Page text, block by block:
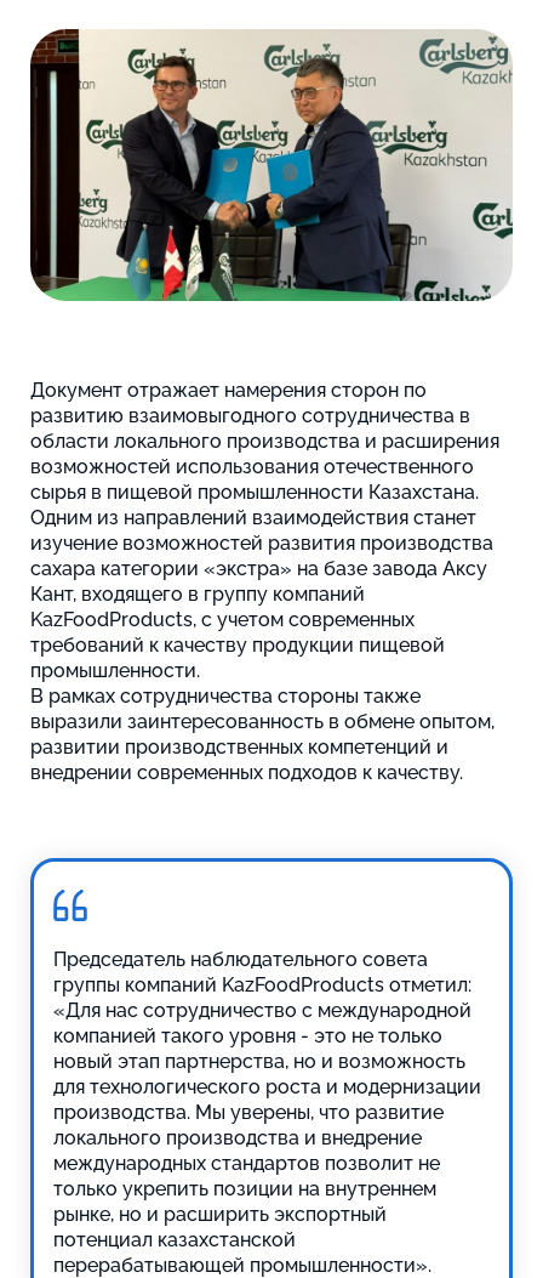
Документ отражает намерения сторон по
развитию взаимовыгодного сотрудничества в
области локального производства и расширения
возможностей использования отечественного
сырья в пищевой промышленности Казахстана.
Одним из направлений взаимодействия станет
изучение возможностей развития производства
сахара категории «экстра» на базе завода Аксу
Кант, входящего в группу компаний
KazFoodProducts, с учетом современных
требований к качеству продукции пищевой
промышленности.
В рамках сотрудничества стороны также
выразили заинтересованность в обмене опытом,
развитии производственных компетенций и
внедрении современных подходов к качеству.
Председатель наблюдательного совета
группы компаний KazFoodProducts отметил:
«Для нас сотрудничество с международной
компанией такого уровня - это не только
новый этап партнерства, но и возможность
для технологического роста и модернизации
производства. Мы уверены, что развитие
локального производства и внедрение
международных стандартов позволит не
только укрепить позиции на внутреннем
рынке, но и расширить экспортный
потенциал казахстанской
перерабатывающей промышленности».